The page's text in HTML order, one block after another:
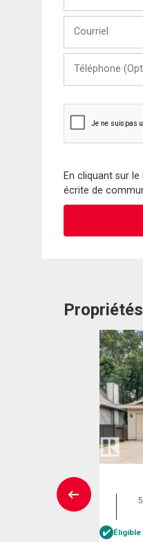
Nom
(Optionnel)
En cliquant sur
écrite de
Éligible